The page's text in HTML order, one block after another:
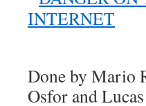
Done by Mario
Osfor and